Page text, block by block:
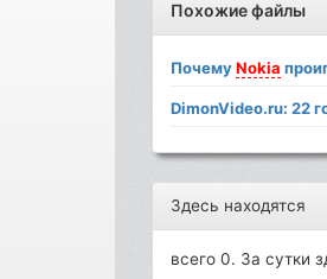
Похожие файлы
ПочемуNokia
DimonVideo.ru: 22
Здесь находятся
всего 0. За сутки